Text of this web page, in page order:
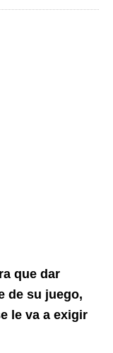
que dar
de su juego,
le va a exigir